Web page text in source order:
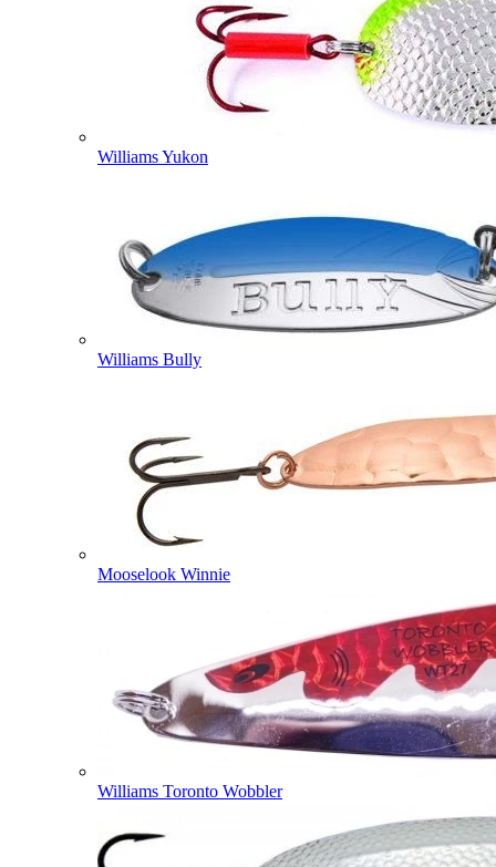
Williams Yukon
Williams Bully
Mooselook Winnie
Williams Toronto Wobbler